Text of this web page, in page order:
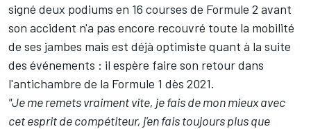
signé deux podiums en 16 courses de Formule 2 avant
son accident n'a pas encore recouvré toute la mobilité
de ses jambes mais est déjà optimiste quant à la suite
des événements : il espère faire son retour dans
l'antichambre de la Formule 1 dès 2021.
"Je me remets vraiment vite, je fais de mon mieux avec
cet esprit de compétiteur, j'en fais toujours plus que